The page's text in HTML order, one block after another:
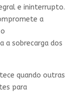
e ininterrupto.
a
a sobrecarga dos
quando outras
para